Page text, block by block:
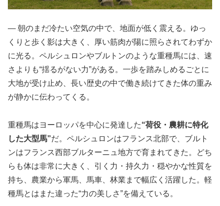
― 朝のまだ冷たい空気の中で、地面が低く震える。ゆっ
くりと歩く影は大きく、厚い筋肉が陽に照らされてわずか
に光る。ペルシュロンやブルトンのような重種馬には、速
さよりも“揺るがない力”がある。一歩を踏みしめるごとに
大地が受け止め、長い歴史の中で働き続けてきた体の重み
が静かに伝わってくる。
重種馬はヨーロッパを中心に発達した“荷役・農耕に特化
した大型馬”だ。ペルシュロンはフランス北部で、ブルト
ンはフランス西部ブルターニュ地方で育まれてきた。どち
らも体は非常に大きく、引く力・持久力・穏やかな性質を
持ち、農業から軍馬、馬車、林業まで幅広く活躍した。軽
種馬とはまた違った“力の美しさ”を備えている。